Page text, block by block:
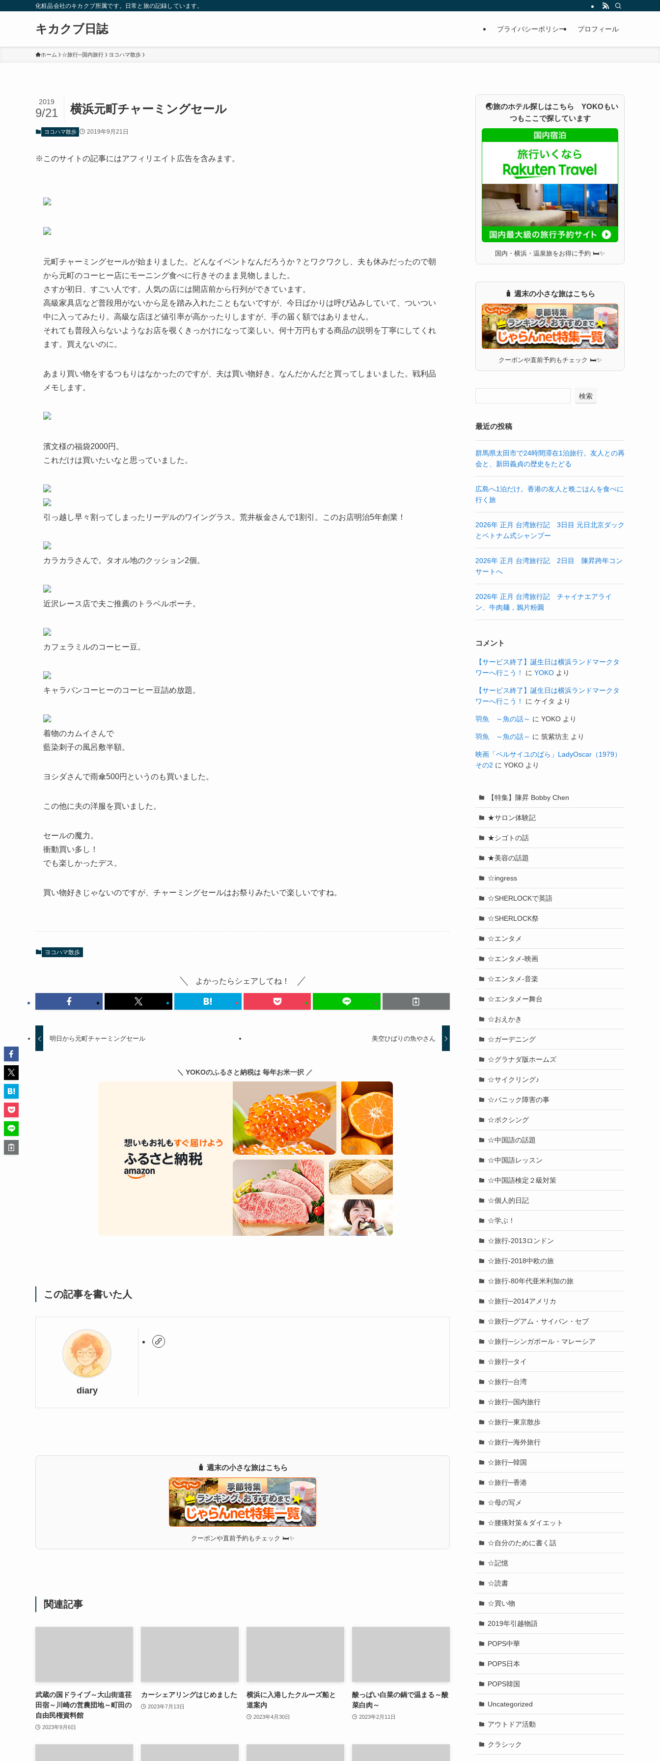
化粧品会社のキカクブ所属です。日常と旅の記録しています。
キカクブ日誌 プライバシーポリシー プロフィール
ホーム ☆旅行─国内旅行 ヨコハマ散歩
横浜元町チャーミングセール
2019
9/21
ヨコハマ散歩 2019年9月21日
※このサイトの記事にはアフィリエイト広告を含みます。
元町チャーミングセールが始まりました。どんなイベントなんだろうか？とワクワクし、夫も休みだったので朝
から元町のコーヒー店にモーニング食べに行きそのまま見物しました。
さすが初日、すごい人です。人気の店には開店前から行列ができています。
高級家具店など普段用がないから足を踏み入れたこともないですが、今日ばかりは呼び込みしていて、ついつい
中に入ってみたり。高級な店ほど値引率が高かったりしますが、手の届く額ではありません。
それても普段入らないようなお店を覗くきっかけになって楽しい。何十万円もする商品の説明を丁寧にしてくれ
ます。買えないのに。
あまり買い物をするつもりはなかったのですが、夫は買い物好き。なんだかんだと買ってしまいました。戦利品
メモします。
濱文様の福袋2000円。
これだけは買いたいなと思っていました。
引っ越し早々割ってしまったリーデルのワイングラス。荒井板金さんで1割引。このお店明治5年創業！
カラカラさんで。タオル地のクッション2個。
近沢レース店で夫ご推薦のトラベルポーチ。
カフェラミルのコーヒー豆。
キャラバンコーヒーのコーヒー豆詰め放題。
着物のカムイさんで
藍染刺子の風呂敷半額。
ヨシダさんで雨傘500円というのも買いました。
この他に夫の洋服を買いました。
セールの魔力。
衝動買い多し！
でも楽しかったデス。
買い物好きじゃないのですが、チャーミングセールはお祭りみたいで楽しいですね。
ヨコハマ散歩
よかったらシェアしてね！
明日から元町チャーミングセール 美空ひばりの魚やさん
＼ YOKOのふるさと納税は 毎年お米一択 ／
この記事を書いた人
diary
🧳 週末の小さな旅はこちら
クーポンや直前予約もチェック 🛏✨
関連記事
武蔵の国ドライブ～大山街道荏
田宿～川崎の営農団地～町田の
自由民権資料館
2023年9月6日
カーシェアリングはじめました
2023年7月13日
横浜に入港したクルーズ船と
道案内
2023年4月30日
酸っぱい白菜の鍋で温まる～酸
菜白肉～
2023年2月11日
🌏旅のホテル探しはこちら YOKOもい
つもここで探しています
国内・横浜・温泉旅をお得に予約 🛏✨
🧳 週末の小さな旅はこちら
クーポンや直前予約もチェック 🛏✨
検索
最近の投稿
群馬県太田市で24時間滞在1泊旅行。友人との再
会と、新田義貞の歴史をたどる
広島へ1泊だけ。香港の友人と晩ごはんを食べに
行く旅
2026年 正月 台湾旅行記 3日目 元日北京ダック
とベトナム式シャンプー
2026年 正月 台湾旅行記 2日目 陳昇跨年コン
サートへ
2026年 正月 台湾旅行記 チャイナエアライ
ン、牛肉麺，鴉片粉圓
コメント
【サービス終了】誕生日は横浜ランドマークタ
ワーへ行こう！
に YOKO より
【サービス終了】誕生日は横浜ランドマークタ
ワーへ行こう！
に ケイタ より
羽魚 ～魚の話～ に YOKO より
羽魚 ～魚の話～ に 筑紫坊主 より
映画「ベルサイユのばら」LadyOscar（1979）
その2 に YOKO より
【特集】陳昇 Bobby Chen
★サロン体験記
★シゴトの話
★美容の話題
☆ingress
☆SHERLOCKで英語
☆SHERLOCK祭
☆エンタメ
☆エンタメ-映画
☆エンタメ-音楽
☆エンタメー舞台
☆おえかき
☆ガーデニング
☆グラナダ版ホームズ
☆サイクリング♪
☆パニック障害の事
☆ボクシング
☆中国語の話題
☆中国語レッスン
☆中国語検定２級対策
☆個人的日記
☆学ぶ！
☆旅行-2013ロンドン
☆旅行-2018中欧の旅
☆旅行-80年代亜米利加の旅
☆旅行─2014アメリカ
☆旅行─グアム・サイパン・セブ
☆旅行─シンガポール・マレーシア
☆旅行─タイ
☆旅行─台湾
☆旅行─国内旅行
☆旅行─東京散歩
☆旅行─海外旅行
☆旅行─韓国
☆旅行─香港
☆母の写メ
☆腰痛対策＆ダイエット
☆自分のために書く話
☆記憶
☆読書
☆買い物
2019年引越物語
POPS中華
POPS日本
POPS韓国
Uncategorized
アウトドア活動
クラシック